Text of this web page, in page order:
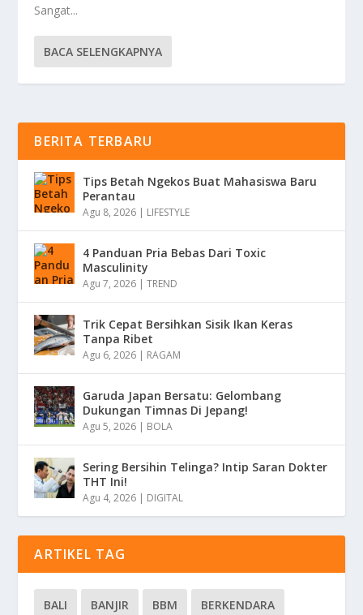
Sangat...
BACA SELENGKAPNYA
BERITA TERBARU
Tips Betah Ngekos Buat Mahasiswa Baru
Perantau
Agu 8, 2026 | LIFESTYLE
4 Panduan Pria Bebas Dari Toxic
Masculinity
Agu 7, 2026 |TREND
Trik Cepat Bersihkan Sisik Ikan Keras
Tanpa Ribet
Agu 6, 2026 | RAGAM
Garuda Japan Bersatu: Gelombang
Dukungan Timnas Di Jepang!
Agu 5, 2026 | BOLA
Sering Bersihin Telinga? Intip Saran Dokter
THT Ini!
Agu 4, 2026 | DIGITAL
ARTIKEL TAG
BALI BANJIR BBM BERKENDARA